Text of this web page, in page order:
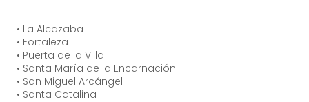
• La Alcazaba
• Fortaleza
• Puerta de la Villa
• Santa María de la Encarnación
• San Miguel Arcángel
• Santa Catalina